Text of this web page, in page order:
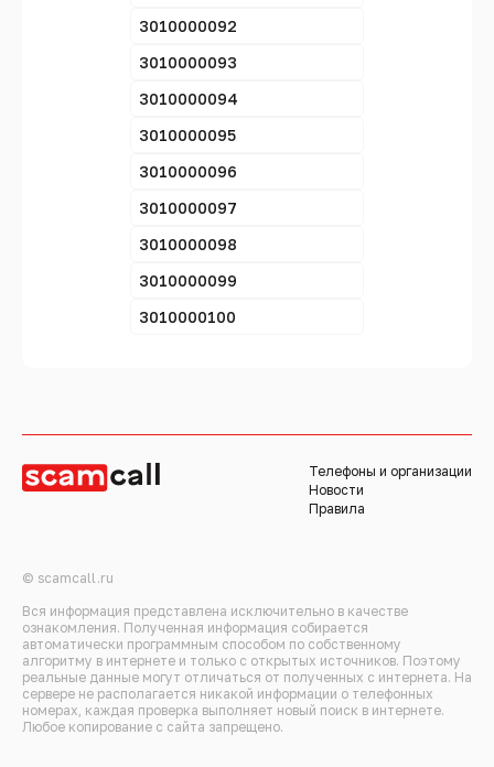
3010000092
3010000093
3010000094
3010000095
3010000096
3010000097
3010000098
3010000099
3010000100
Телефоны и организации
Новости
Правила
© scamcall.ru
Вся информация представлена исключительно в качестве
ознакомления. Полученная информация собирается
автоматически программным способом по собственному
алгоритму в интернете и только с открытых источников. Поэтому
реальные данные могут отличаться от полученных с интернета. На
сервере не располагается никакой информации о телефонных
номерах, каждая проверка выполняет новый поиск в интернете.
Любое копирование с сайта запрещено.